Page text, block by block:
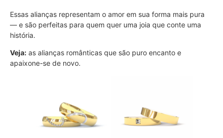
Essas alianças representam o amor em sua forma mais pura
— e são perfeitas para quem quer uma joia que conte uma
história.
Veja: as alianças românticas que são puro encanto e
apaixone-se de novo.